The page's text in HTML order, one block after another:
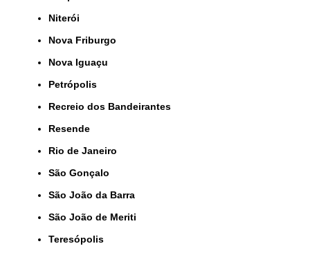
Niterói
Nova Friburgo
Nova Iguaçu
Petrópolis
Recreio dos Bandeirantes
Resende
Rio de Janeiro
São Gonçalo
São João da Barra
São João de Meriti
Teresópolis